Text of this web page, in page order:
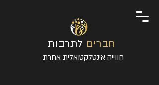
חברים לתרבות
חווייה אינטלקטואלית אחרת